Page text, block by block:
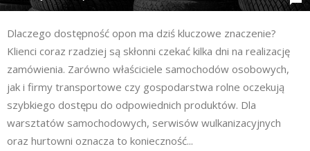
Dlaczego dostępność opon ma dziś kluczowe znaczenie?
Klienci coraz rzadziej są skłonni czekać kilka dni na realizację
zamówienia. Zarówno właściciele samochodów osobowych,
jak i firmy transportowe czy gospodarstwa rolne oczekują
szybkiego dostępu do odpowiednich produktów. Dla
warsztatów samochodowych, serwisów wulkanizacyjnych
oraz hurtowni oznacza to konieczność...